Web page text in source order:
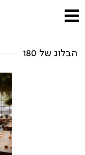
הבלוג של 180